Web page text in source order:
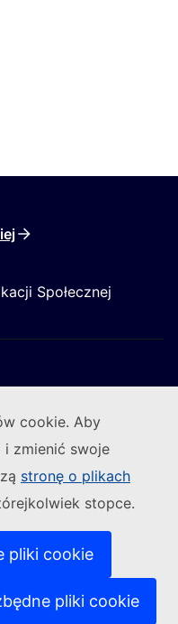
cookie. Aby
zmienić swoje
stronę o plikach
stopce.
pliki cookie
pliki cookie
Społecznej
informatycznych(Link
językowych(Link